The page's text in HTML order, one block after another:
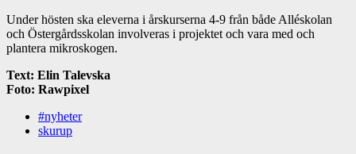
Under hösten ska eleverna i årskurserna 4-9 från både Alléskolan
och Östergårdsskolan involveras i projektet och vara med och
plantera mikroskogen.
Text: Elin Talevska
Foto: Rawpixel
#nyheter
skurup